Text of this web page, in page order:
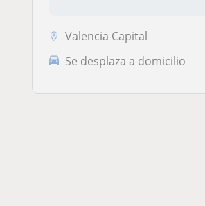
Valencia Capital
Se desplaza a domicilio